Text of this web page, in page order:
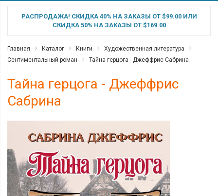
РАСПРОДАЖА! СКИДКА 40% НА ЗАКАЗЫ ОТ $99.00 ИЛИ
СКИДКА 50% НА ЗАКАЗЫ ОТ $169.00
Главная Каталог Книги
Художественная литература
Сентиментальный роман
Тайна герцога - Джеффрис Сабрина
Тайна герцога - Джеффрис
Сабрина